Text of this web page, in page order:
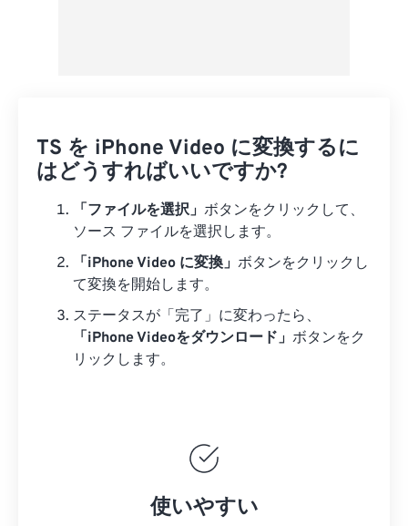
TS を iPhone Video に変換するに
はどうすればいいですか?
「ファイルを選択」 ボタンをクリックして、
ソース ファイルを選択します。
「iPhone Video に変換」 ボタンをクリックし
て変換を開始します。
ステータスが「完了」に変わったら、
「iPhone Videoをダウンロード」 ボタンをク
リックします。
使いやすい